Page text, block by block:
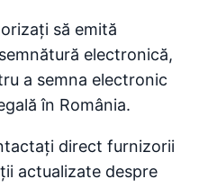
să emită
electronică,
a semna electronic
în România.
direct furnizorii
actualizate despre